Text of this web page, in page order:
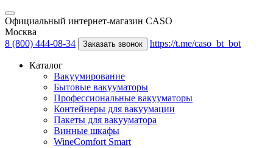
Официальный интернет-магазин CASO
Москва
8 (800) 444-08-34
Заказать звонок https://t.me/caso_bt_bot
Каталог
Вакуумирование
Бытовые вакууматоры
Профессиональные вакууматоры
Контейнеры для вакуумации
Пакеты для вакууматора
Винные шкафы
WineComfort Smart